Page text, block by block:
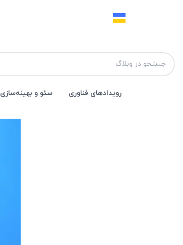
رویداد‌های فناوری سئو و بهینه‌سازی